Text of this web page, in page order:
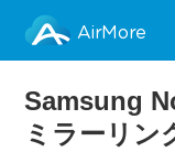
AirMore
Samsung
ミラーリン